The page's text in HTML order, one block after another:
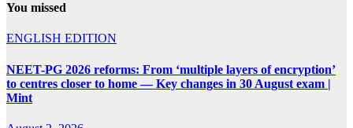
You missed
ENGLISH EDITION
NEET-PG 2026 reforms: From ‘multiple layers of encryption’
to centres closer to home — Key changes in 30 August exam |
Mint